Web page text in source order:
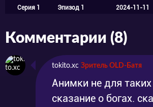
великолепные шесть
превратился в солнце и
дьяволом! Он сотрясал мир,
оковы судьбы уже сковали
отца все еще сияла на его
Серия 1
Эпизод 1 2024-11-11
Комментарии (8)
tokito.xc Зритель OLD-Батя
Анимки не для таких
сказание о богах.